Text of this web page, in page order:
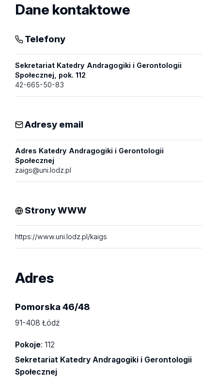
Dane kontaktowe
Telefony
Sekretariat Katedry Andragogiki i Gerontologii
Społecznej, pok. 112
42-665-50-83
Adresy email
Adres Katedry Andragogiki i Gerontologii
Społecznej
zaigs@uni.lodz.pl
Strony WWW
https://www.uni.lodz.pl/kaigs
Adres
Pomorska 46/48
91-408 Łódź
Pokoje: 112
Sekretariat Katedry Andragogiki i Gerontologii
Społecznej